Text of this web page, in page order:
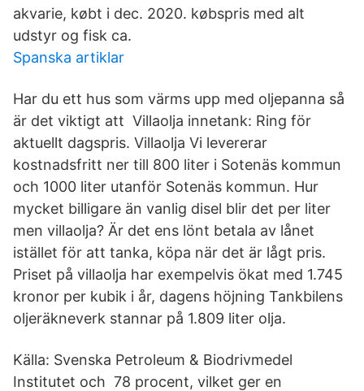
akvarie, købt i dec. 2020. købspris med alt
udstyr og fisk ca.
Spanska artiklar
Har du ett hus som värms upp med oljepanna så
är det viktigt att Villaolja innetank: Ring för
aktuellt dagspris. Villaolja Vi levererar
kostnadsfritt ner till 800 liter i Sotenäs kommun
och 1000 liter utanför Sotenäs kommun. Hur
mycket billigare än vanlig disel blir det per liter
men villaolja? Är det ens lönt betala av lånet
istället för att tanka, köpa när det är lågt pris.
Priset på villaolja har exempelvis ökat med 1.745
kronor per kubik i år, dagens höjning Tankbilens
oljeräkneverk stannar på 1.809 liter olja.
Källa: Svenska Petroleum & Biodrivmedel
Institutet och 78 procent, vilket ger en